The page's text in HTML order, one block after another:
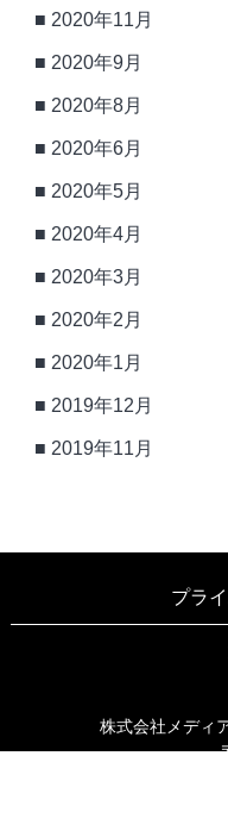
2020年11月
2020年9月
2020年8月
2020年6月
2020年5月
2020年4月
2020年3月
2020年2月
2020年1月
2019年12月
2019年11月
プラ
株式会社メディ